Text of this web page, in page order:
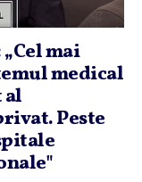
mai
medical
al
Peste